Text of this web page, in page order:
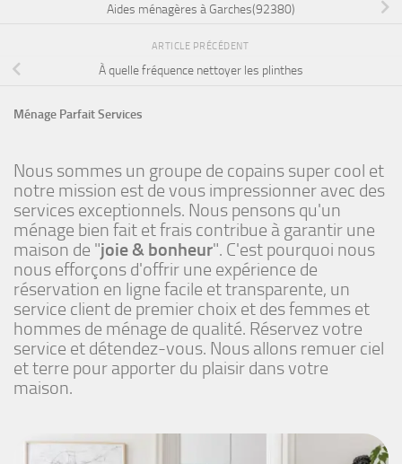
Aides ménagères à Garches(92380)
ARTICLE PRÉCÉDENT
À quelle fréquence nettoyer les plinthes
Ménage Parfait Services
Nous sommes un groupe de copains super cool et
notre mission est de vous impressionner avec des
services exceptionnels. Nous pensons qu'un
ménage bien fait et frais contribue à garantir une
maison de "joie & bonheur". C'est pourquoi nous
nous efforçons d'offrir une expérience de
réservation en ligne facile et transparente, un
service client de premier choix et des femmes et
hommes de ménage de qualité. Réservez votre
service et détendez-vous. Nous allons remuer ciel
et terre pour apporter du plaisir dans votre
maison.